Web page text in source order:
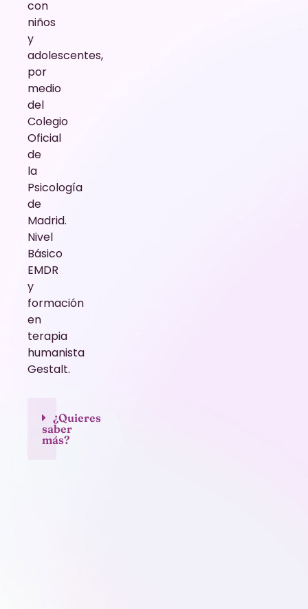
con
niños
y
adolescentes,
por
medio
del
Colegio
Oficial
de
la
Psicología
de
Madrid.
Nivel
Básico
EMDR
y
formación
en
terapia
humanista
Gestalt.
¿Quieres
saber
más?